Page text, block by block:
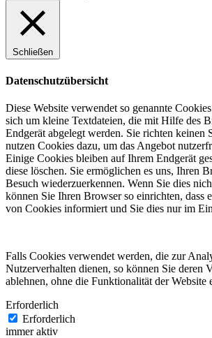
Schließen
Datenschutzübersicht
Diese Website verwendet so genannte
sich um kleine Textdateien, die mit Hilfe des
Endgerät abgelegt werden. Sie richten keinen
nutzen Cookies dazu, um das Angebot
Einige Cookies bleiben auf Ihrem Endgerät
diese löschen. Sie ermöglichen es uns, Ihren
Besuch wiederzuerkennen. Wenn Sie dies
können Sie Ihren Browser so einrichten, dass
von Cookies informiert und Sie dies nur im
Falls Cookies verwendet werden, die zur
Nutzerverhalten dienen, so können Sie deren
ablehnen, ohne die Funktionalität der Website
Erforderlich
Erforderlich
immer aktiv